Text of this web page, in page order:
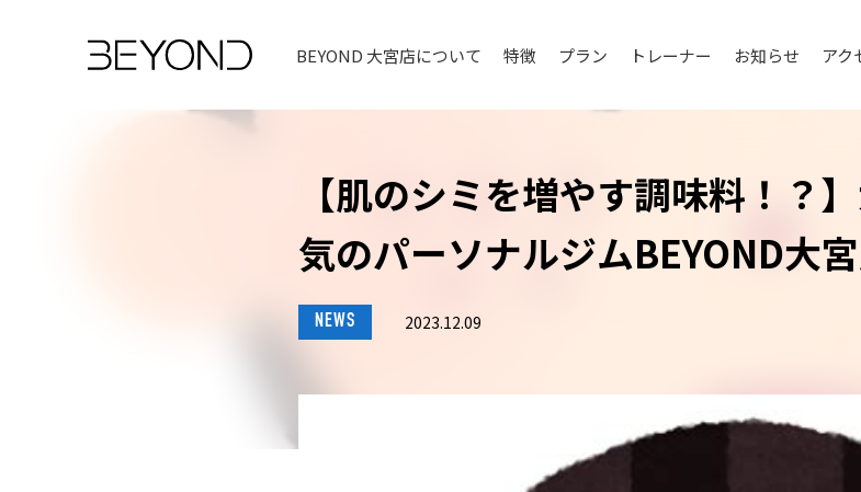
BEYOND 大宮店について 特徴 プラン トレーナー お知らせ アク
【肌のシミを増やす調味料！？
気のパーソナルジムBEYOND大
NEWS 2023.12.09